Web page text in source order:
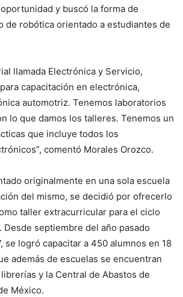
y buscó la forma de
de robótica orientado a estudiantes de
llamada Electrónica y Servicio,
capacitación en electrónica,
automotriz. Tenemos laboratorios
lo que damos los talleres. Tenemos un
que incluye todos los
comentó Morales Orozco.
originalmente en una sola escuela
del mismo, se decidió por ofrecerlo
taller extracurricular para el ciclo
Desde septiembre del año pasado
se logró capacitar a 450 alumnos en 18
además de escuelas se encuentran
y la Central de Abastos de
México.